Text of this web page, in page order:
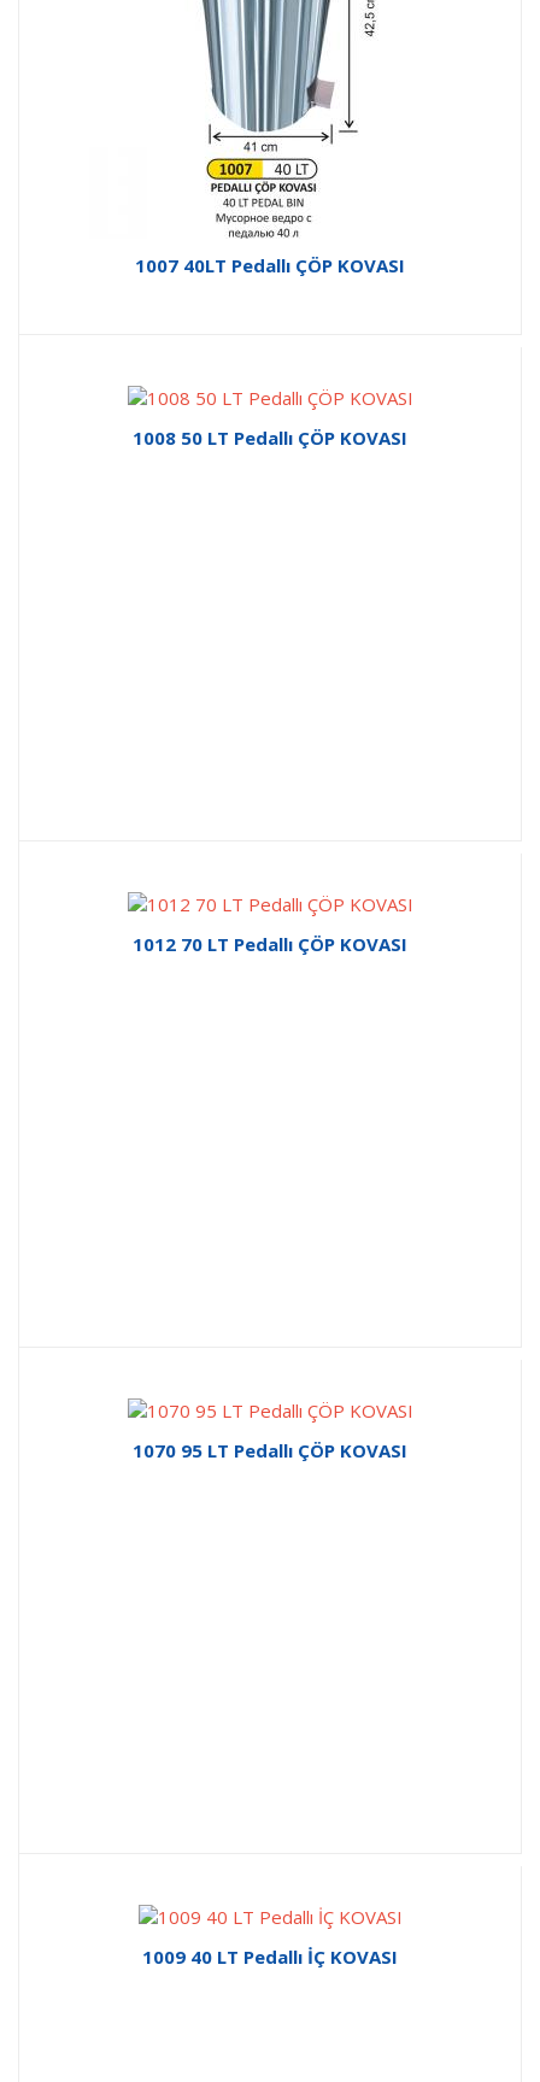
1007 40LT Pedallı ÇÖP KOVASI
1008 50 LT Pedallı ÇÖP KOVASI
1012 70 LT Pedallı ÇÖP KOVASI
1070 95 LT Pedallı ÇÖP KOVASI
1009 40 LT Pedallı İÇ KOVASI